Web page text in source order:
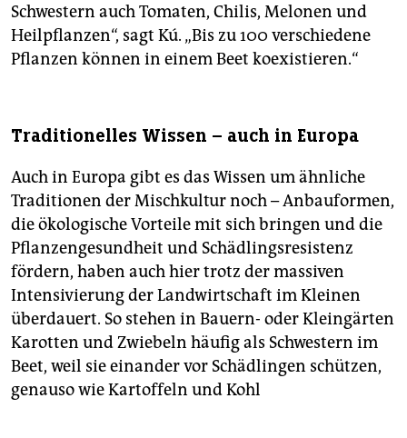
Schwestern auch Tomaten, Chilis, Melonen und
Heilpflanzen“, sagt Kú. „Bis zu 100 verschiedene
Pflanzen können in einem Beet koexistieren.“
Traditionelles Wissen – auch in Europa
Auch in Europa gibt es das Wissen um ähnliche
Traditionen der Mischkultur noch – Anbauformen,
die ökologische Vorteile mit sich bringen und die
Pflanzengesundheit und Schädlingsresistenz
fördern, haben auch hier trotz der massiven
Intensivierung der Landwirtschaft im Kleinen
überdauert. So stehen in Bauern- oder Kleingärten
Karotten und Zwiebeln häufig als Schwestern im
Beet, weil sie einander vor Schädlingen schützen,
genauso wie Kartoffeln und Kohl